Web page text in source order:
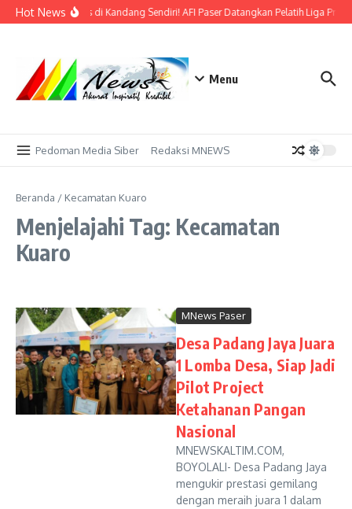
Lewati ke konten
Hot NewsBidik Emas di Kandang Sendiri! AFI Paser Datangkan Pelatih Liga
Menu
Pedoman Media Siber Redaksi MNEWS
Beranda / Kecamatan Kuaro
Menjelajahi Tag: Kecamatan
Kuaro
MNews Paser
Desa Padang Jaya Juara
1 Lomba Desa, Siap Jadi
Pilot Project
Ketahanan Pangan
Nasional
MNEWSKALTIM.COM,
BOYOLALI- Desa Padang Jaya
mengukir prestasi gemilang
dengan meraih juara 1 dalam